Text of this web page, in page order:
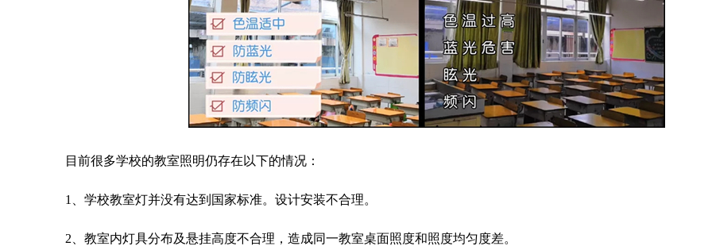
目前很多学校的教室照明仍存在以下的情况：
1、学校教室灯并没有达到国家标准。设计安装不合理。
2、教室内灯具分布及悬挂高度不合理，造成同一教室桌面照度和照度均匀度差。